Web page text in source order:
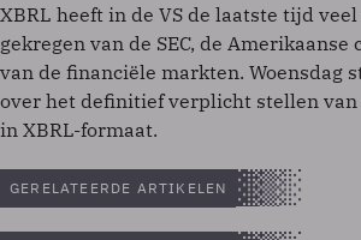
XBRL heeft in de VS de laatste tijd
gekregen van de SEC, de Amerikaanse
van de financiële markten. Woensdag
over het definitief verplicht stellen van
in XBRL-formaat.
GERELATEERDE ARTIKELEN